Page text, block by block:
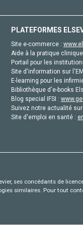
PLATEFORMES
Site e-commerce :
Aide à la pratique
Portail pour les
Site d'information sur
E-learning pour les
Bibliothèque d'e-books
Blog special IFSI :
Suivez notre actualité
Site d'emploi en santé :
ses concédants de
similaires. Pour tout